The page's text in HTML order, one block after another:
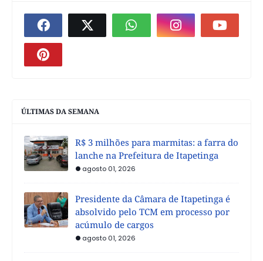
ÚLTIMAS DA SEMANA
R$ 3 milhões para marmitas: a farra do
lanche na Prefeitura de Itapetinga
agosto 01, 2026
Presidente da Câmara de Itapetinga é
absolvido pelo TCM em processo por
acúmulo de cargos
agosto 01, 2026